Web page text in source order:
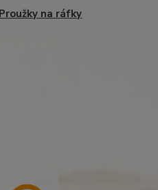
Proužky na ráfky